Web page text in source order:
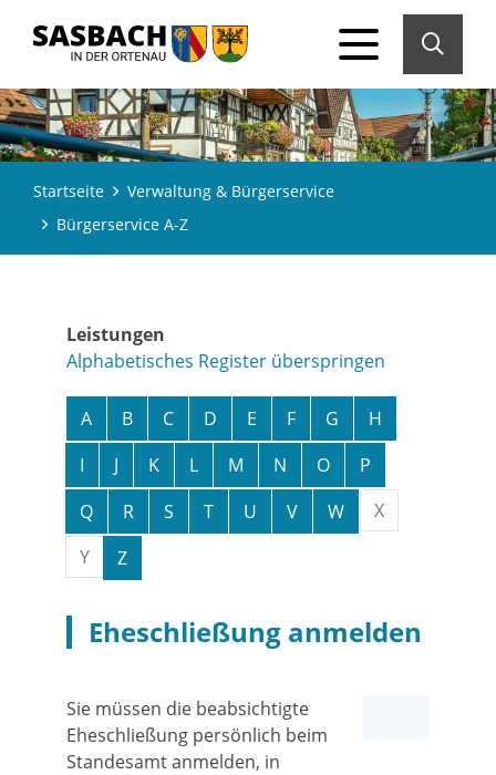
Startseite
Verwaltung & Bürgerservice
Bürgerservice A-Z
Leistungen
Alphabetisches Register überspringen
A B C D E F G
H
I
J K L M N O
P
Q
R S T U V W
X
Y
Z
Eheschließung anmelden
Sie müssen die beabsichtigte
Eheschließung persönlich beim
Standesamt anmelden, in